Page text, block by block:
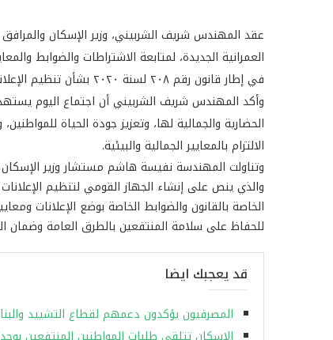
عقد المهندس شريف الشربيني، وزير الإسكان
العمرانية الجديدة، لمتابعة الاشتراطات والضوابط
في إطار قانون رقم ٢٠٨ لسنة ٢٠٢٠ بشأن تنظيم الإعلانات على الطرق العامة.
وأكد المهندس شريف الشربيني أن اجتماع اليوم
الحضارية والجمالية لها، وتعزيز جودة الحياة
الالتزام بالمعايير الجمالية والبيئية.
وتناولت المهندسة نفيسة هاشم مستشار وزير
والذي ينص على إنشاء الجهاز القومي لتنظيم
الخاصة بالقانون والضوابط الخاصة بوضع الإعلانات
للحفاظ على سلامة المنتفعين بالطرق العامة وضمان
قد يعجبك ايضا
المصرفيون يؤكدون دعمهم لقطاع التشييد